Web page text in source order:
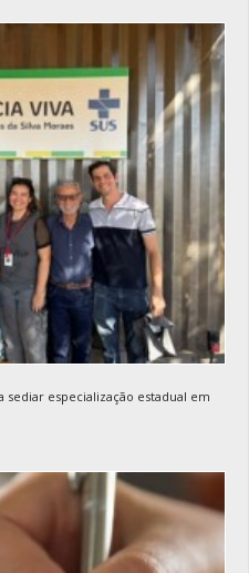
sediar especialização estadual em